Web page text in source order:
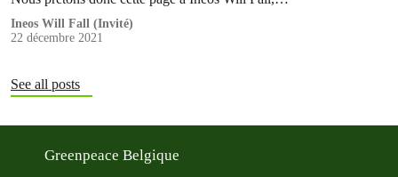
Ineos Will Fall (Invité)
22 décembre 2021
See all posts
Greenpeace Belgique